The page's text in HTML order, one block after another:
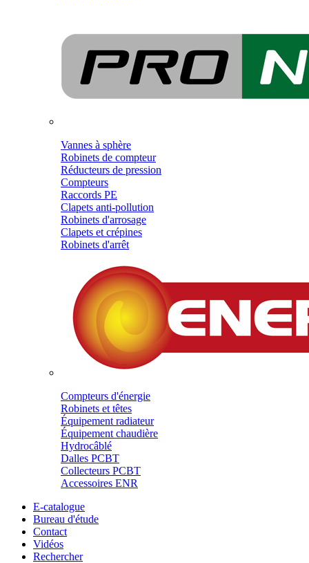
Vannes à sphère
Robinets de compteur
Réducteurs de pression
Compteurs
Raccords PE
Clapets anti-pollution
Robinets d'arrosage
Clapets et crépines
Robinets d'arrêt
Compteurs d'énergie
Robinets et têtes
Équipement radiateur
Équipement chaudière
Hydrocâblé
Dalles PCBT
Collecteurs PCBT
Accessoires ENR
E-catalogue
Bureau d'étude
Contact
Vidéos
Rechercher